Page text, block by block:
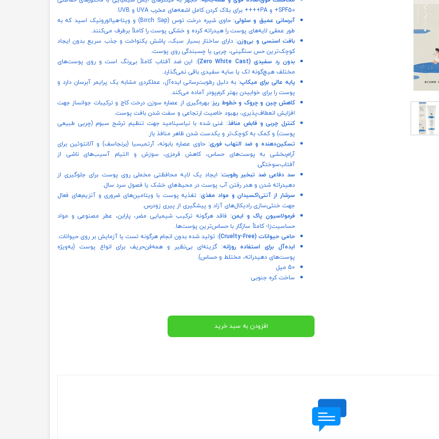
SPF50+ و PA++++ برای بلاک کردن کامل اشعه‌های مخرب UVA و UVB.
آبرسانی عمیق و سلولی:
حاوی شیره درخت توس (Birch Sap) و ویتا-هیالورونیک اسید که به
طور عمقی لایه‌های پوست را هیدراته کرده و خشکی پوست را کاملاً برطرف می‌کنند.
بافت اسنسی و بی‌وزن:دارای ساختار بسیار سبک، پاشش یکنواخت و جذب سریع بدون ایجاد
کوچک‌ترین حس سنگینی، چربی یا چسبندگی روی پوست.
بدون رد سفیدی (Zero White Cast):
این ضد آفتاب کاملاً بی‌رنگ است و روی پوست‌های
مختلف هیچ‌گونه لک یا سایه سفیدی باقی نمی‌گذارد.
پایه عالی برای میکاپ:به دلیل رطوبت‌رسانی ایده‌آل، عملکردی مشابه یک پرایمر آبرسان دارد و
پوست را برای خوابیدن بهتر کرم‌پودر آماده می‌کند.
کاهش چین و چروک و خطوط ریز:بهره‌گیری از عصاره سوزن درخت کاج و ترکیبات جوانساز جهت
افزایش انعطاف‌پذیری، بهبود خاصیت ارتجاعی و سفت شدن بافت پوست.
کنترل چربی و قابض منافذ:غنی شده با نیاسینامید جهت تنظیم ترشح سبوم (چربی طبیعی
پوست) و کمک به کوچک‌تر و یکدست شدن ظاهر منافذ باز.
تسکین‌دهنده و ضد التهاب فوری: حاوی عصاره بابونه، آرتمیسیا (برنجاسف) و آلانتوئین برای
آرام‌بخشی به پوست‌های حساس، کاهش قرمزی، سوزش و التیام آسیب‌های ناشی از
آفتاب‌سوختگی.
سد دفاعی ضد تبخیر رطوبت:ایجاد یک لایه محافظتی مخملی روی پوست برای جلوگیری از
دهیدراته شدن و هدر رفتن آب پوست در محیط‌های خشک یا فصول سرد سال.
سرشار از آنتی‌اکسیدان و مواد مغذی:تغذیه پوست با ویتامین‌های ضروری و آنزیم‌های فعال
جهت خنثی‌سازی رادیکال‌های آزاد و پیشگیری از پیری زودرس.
فرمولاسیون پاک و ایمن: فاقد هرگونه ترکیب شیمیایی مضر، پارابن، عطر مصنوعی و مواد
حساسیت‌زا؛ کاملاً سازگار با حساس‌ترین پوست‌ها.
حامی حیوانات (Cruelty-Free):
تولید شده بدون انجام هرگونه تست یا آزمایش بر روی حیوانات.
ایده‌آل برای استفاده روزانه: گزینه‌ای بی‌نظیر و همه‌فن‌حریف برای انواع پوست (به‌ویژه
پوست‌های دهیدراته، مختلط و حساس).
50 میل
ساخت کره جنوبی
افزودن به سبد خرید